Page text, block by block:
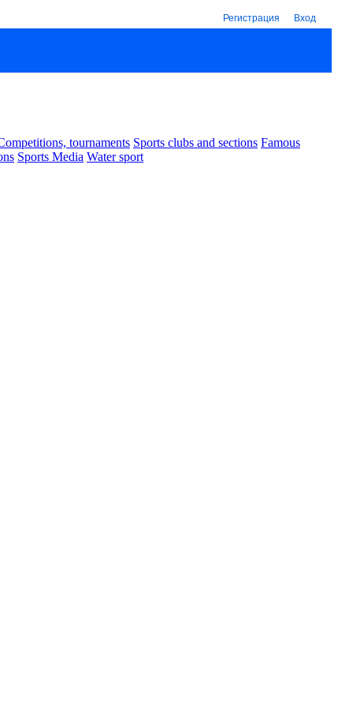
Регистрация Вход
tournaments Sports clubs and sections Famous
Sports Media Water sport